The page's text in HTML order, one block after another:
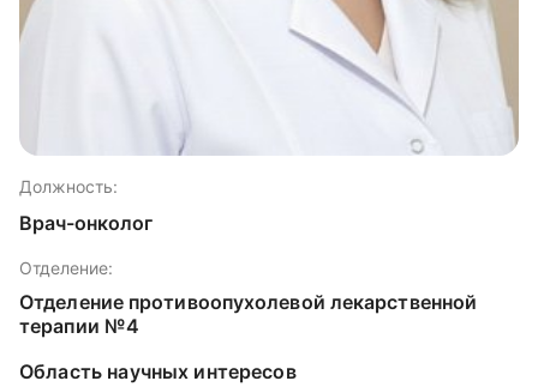
Должность:
Врач-онколог
Отделение:
Отделение противоопухолевой лекарственной
терапии №4
Область научных интересов